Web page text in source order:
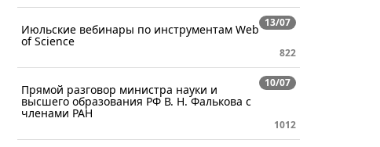
13/07
Июльские вебинары по инструментам Web
of Science
822
10/07
Прямой разговор министра науки и
высшего образования РФ В. Н. Фалькова с
членами РАН
1012